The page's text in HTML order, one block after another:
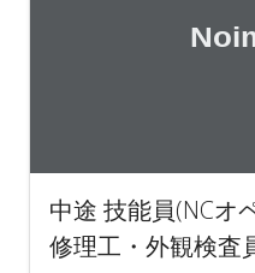
中途 技能員(NCオ
修理工・外観検査